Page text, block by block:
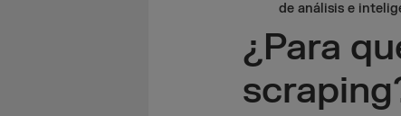
de análisis e
¿Para